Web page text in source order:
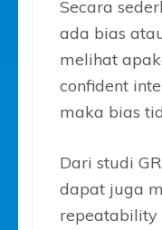
Secara
ada bias
melihat
confident
maka bias
Dari studi
dapat juga
repeatability